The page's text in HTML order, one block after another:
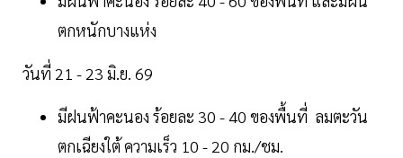
ตกหนักบางแห่ง
วันที่ 21 - 23 มิ.ย. 69
มีฝนฟ้าคะนอง ร้อยละ 30 - 40 ของพื้นที่ ลมตะวัน
ตกเฉียงใต้ ความเร็ว 10 - 20 กม./ชม.